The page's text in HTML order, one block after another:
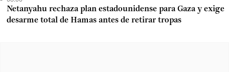
Netanyahu rechaza plan estadounidense para Gaza y exige
desarme total de Hamas antes de retirar tropas